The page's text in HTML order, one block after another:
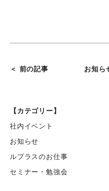
＜ 前の記事 お知ら
【カテゴリー】
社内イベント
お知らせ
ルプラスのお仕事
セミナー・勉強会